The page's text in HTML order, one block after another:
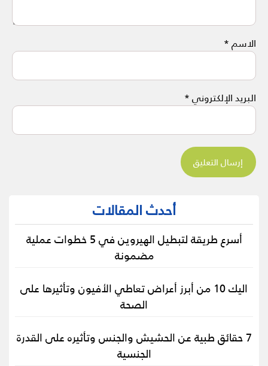
الاسم*
البريد الإلكتروني*
أحدث المقالات
أسرع طريقة لتبطيل الهيروين في 5 خطوات عملية
مضمونة
اليك 10 من أبرز أعراض تعاطي الأفيون وتأثيرها على
الصحة
7 حقائق طبية عن الحشيش والجنس وتأثيره على القدرة
الجنسية